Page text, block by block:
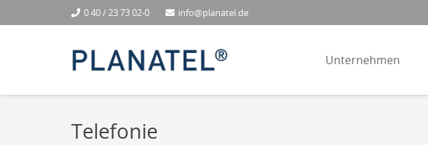
0 40 / 23 73 02-0 info@planatel.de
Unternehmen
Telefonie